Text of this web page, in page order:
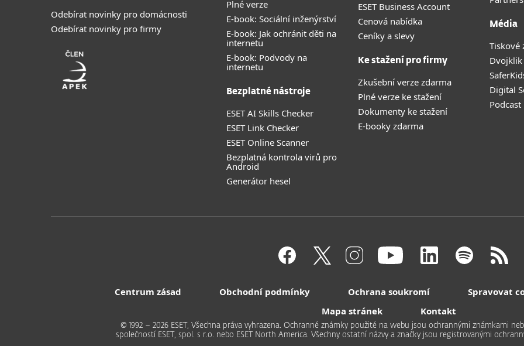
Odebírat novinky pro domácnosti
Odebírat novinky pro firmy
Plné verze
E-book: Sociální inženýrství
E-book: Jak ochránit děti na
internetu
E-book: Podvody na
internetu
Bezplatné nástroje
ESET AI Skills Checker
ESET Link Checker
ESET Online Scanner
Bezplatná kontrola virů pro
Android
Generátor hesel
ESET Business Account
Cenová nabídka
Ceníky a slevy
Ke stažení pro firmy
Zkušební verze zdarma
Plné verze ke stažení
Dokumenty ke stažení
E-booky zdarma
Média
Tiskové
Dvojklik
Digital
Podcast
Centrum zásad Obchodní podmínky Ochrana soukromí
Spravovat
Mapa stránek
Kontakt
© 1992 – 2026 ESET, Všechna práva vyhrazena. Ochranné známky použité na webu jsou ochrannými známkami
společností ESET, spol. s r.o. nebo ESET North America. Všechny ostatní názvy a značky jsou registrovanými